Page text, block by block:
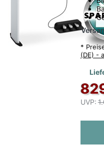
*
(DE) -
UVP: